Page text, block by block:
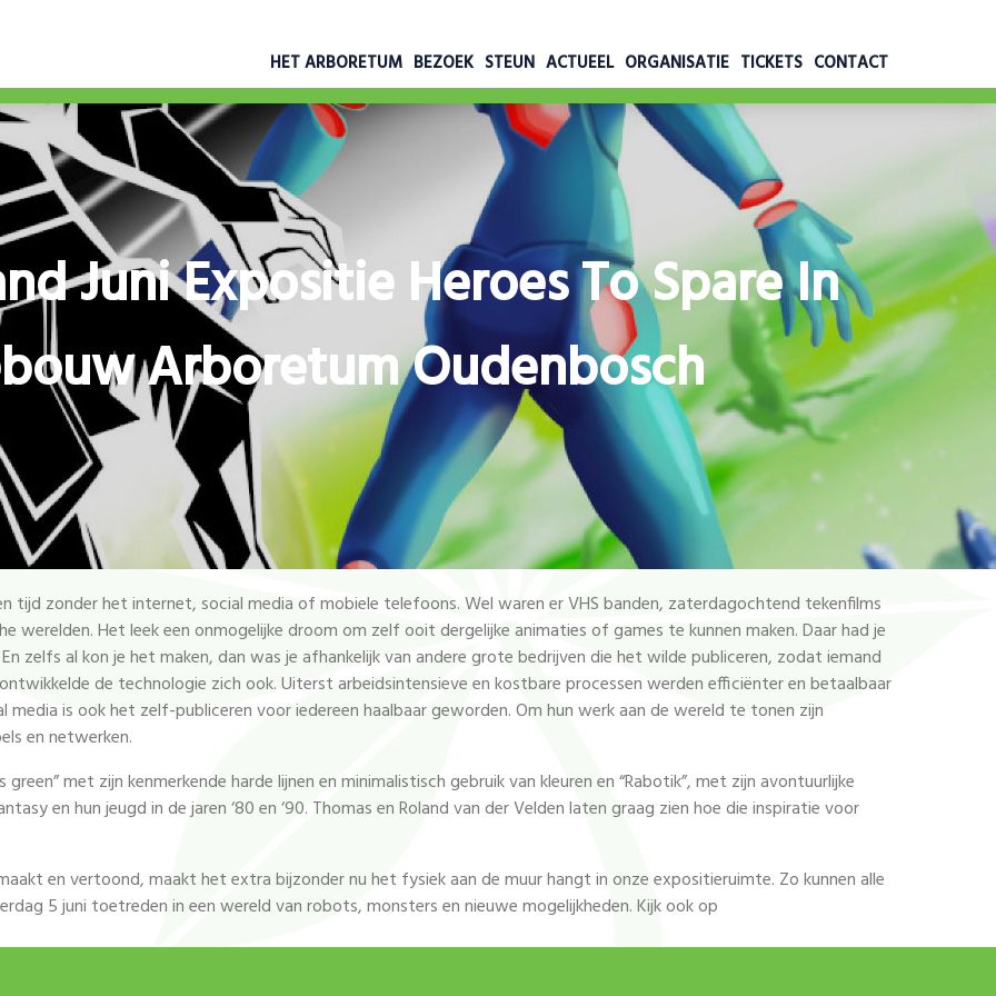
HET ARBORETUM BEZOEK STEUN ACTUEEL ORGANISATIE TICKETS CONTACT
Juni Expositie Heroes To Spare In
Arboretum Oudenbosch
tijd zonder het internet, social media of mobiele telefoons. Wel waren er VHS banden, zaterdagochtend tekenfilms
werelden. Het leek een onmogelijke droom om zelf ooit dergelijke animaties of games te kunnen maken. Daar had je
zelfs al kon je het maken, dan was je afhankelijk van andere grote bedrijven die het wilde publiceren, zodat iemand
de technologie zich ook. Uiterst arbeidsintensieve en kostbare processen werden efficiënter en betaalbaar
is ook het zelf-publiceren voor iedereen haalbaar geworden. Om hun werk aan de wereld te tonen zijn
en netwerken.
met zijn kenmerkende harde lijnen en minimalistisch gebruik van kleuren en “Rabotik”, met zijn avontuurlijke
en hun jeugd in de jaren ‘80 en ‘90. Thomas en Roland van der Velden laten graag zien hoe die inspiratie voor
en vertoond, maakt het extra bijzonder nu het fysiek aan de muur hangt in onze expositieruimte. Zo kunnen alle
5 juni toetreden in een wereld van robots, monsters en nieuwe mogelijkheden. Kijk ook op